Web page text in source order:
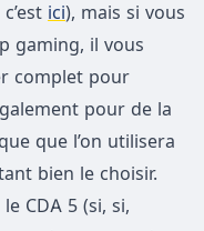
ici), mais si vous
gaming, il vous
complet pour
pour de la
que l’on utilisera
bien le choisir.
CDA 5 (si, si,